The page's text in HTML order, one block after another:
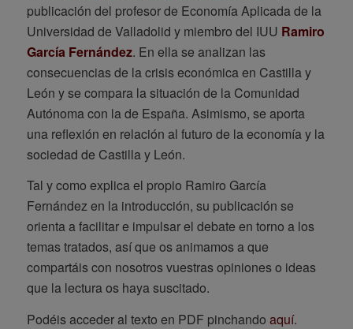
publicación del profesor de Economía Aplicada de la
Universidad de Valladolid y miembro del IUU Ramiro
García Fernández. En ella se analizan las
consecuencias de la crisis económica en Castilla y
León y se compara la situación de la Comunidad
Autónoma con la de España. Asimismo, se aporta
una reflexión en relación al futuro de la economía y la
sociedad de Castilla y León.
Tal y como explica el propio Ramiro García
Fernández en la introducción, su publicación se
orienta a facilitar e impulsar el debate en torno a los
temas tratados, así que os animamos a que
compartáis con nosotros vuestras opiniones o ideas
que la lectura os haya suscitado.
Podéis acceder al texto en PDF pinchando aquí.